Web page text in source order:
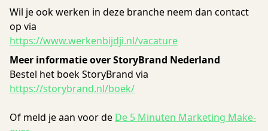
Wil je ook werken in deze branche neem dan contact
op via
https://www.werkenbijdji.nl/vacature
Meer informatie over StoryBrand Nederland
Bestel het boek StoryBrand via
https://storybrand.nl/boek/
Of meld je aan voor de De 5 Minuten Marketing Make-